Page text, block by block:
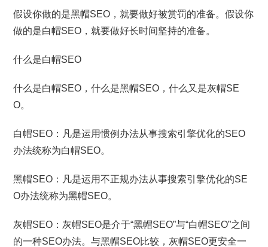
假设你做的是黑帽SEO，就要做好被赏罚的准备。假设你
做的是白帽SEO，就要做好长时间坚持的准备。
什么是白帽SEO
什么是白帽SEO，什么是黑帽SEO，什么又是灰帽SE
O。
白帽SEO：凡是运用惯例办法从事搜索引擎优化的SEO
办法统称为白帽SEO。
黑帽SEO：凡是运用不正规办法从事搜索引擎优化的SE
O办法统称为黑帽SEO。
灰帽SEO：灰帽SEO是介于“黑帽SEO”与“白帽SEO”之间
的一种SEO办法。与黑帽SEO比较，灰帽SEO更安全一